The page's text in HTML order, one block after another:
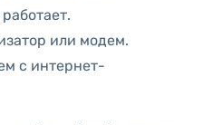
или модем.
с интернет-